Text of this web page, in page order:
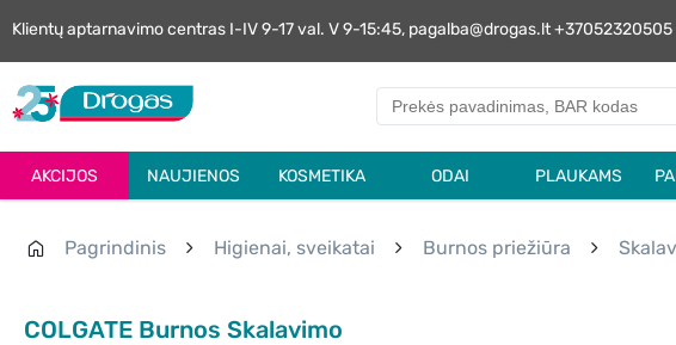
Klientų aptarnavimo centras I-IV 9-17 val. V 9-15:45, pagalba@drogas.lt
AKCIJOS NAUJIENOS KOSMETIKA ODAI PLAUKAMS
Pagrindinis Higienai, sveikatai Burnos priežiūra
COLGATE Burnos Skalavimo